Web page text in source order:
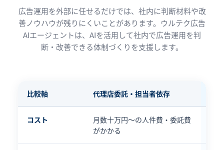
広告運用を外部に任せるだけでは、社内に判断材料や改
善ノウハウが残りにくいことがあります。ウルテク広告
AIエージェントは、AIを活用して社内で広告運用を判
断・改善できる体制づくりを支援します。
比較軸 代理店委託・担当者依存
コスト
月数十万円〜の人件費・委託費
がかかる